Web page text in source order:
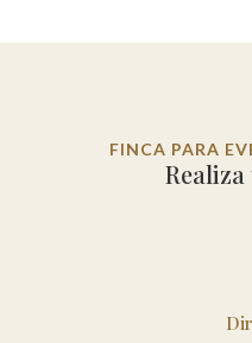
FINCA PARA
Realiza